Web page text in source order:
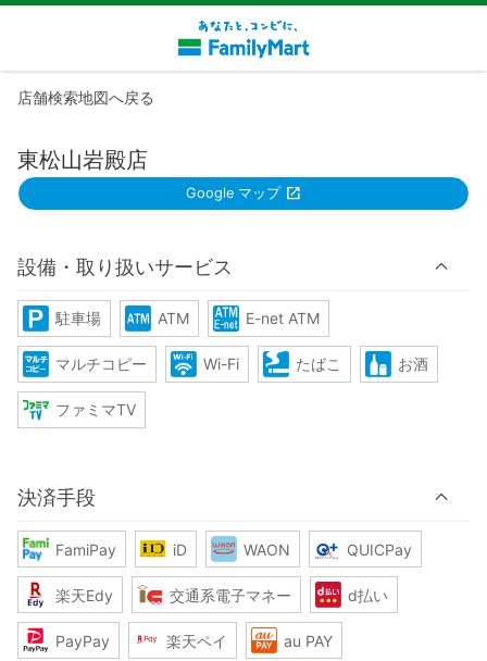
店舗検索地図へ戻る
東松山岩殿店
Google マップ
設備・取り扱いサービス
駐車場 ATM E-net ATM
マルチコピー Wi-Fi たばこ お酒
ファミマTV
決済手段
FamiPay iD WAON QUICPay
楽天Edy 交通系電子マネー d払い
PayPay 楽天ペイ au PAY